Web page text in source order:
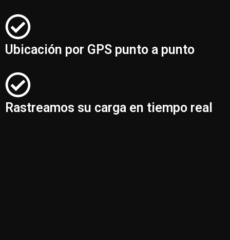
Ubicación por GPS punto a punto
Rastreamos su carga en tiempo real